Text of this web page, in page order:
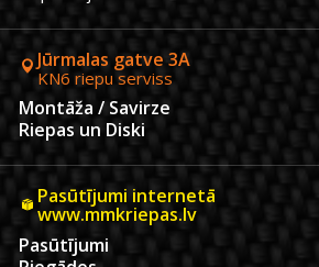
Jūrmalas gatve 3A
KN6 riepu serviss
Montāža / Savirze
Riepas un Diski
Pasūtījumi internetā
www.mmkriepas.lv
Pasūtījumi